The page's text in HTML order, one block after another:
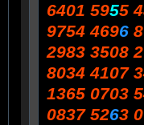
6401 5955
9754 4696
2983 3508
8034 4107
1365 0703
0837 5263